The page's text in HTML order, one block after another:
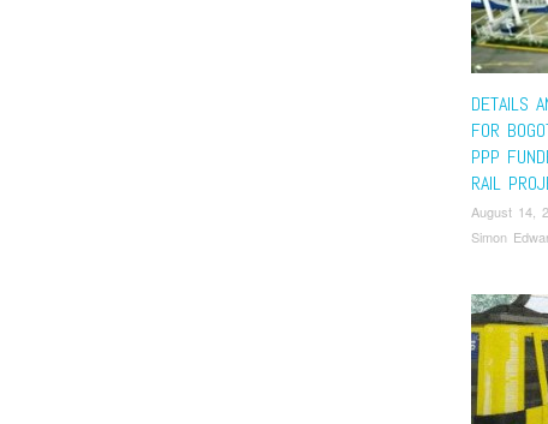
DETAILS
FOR
PPP
RAIL
August 14,
Simon